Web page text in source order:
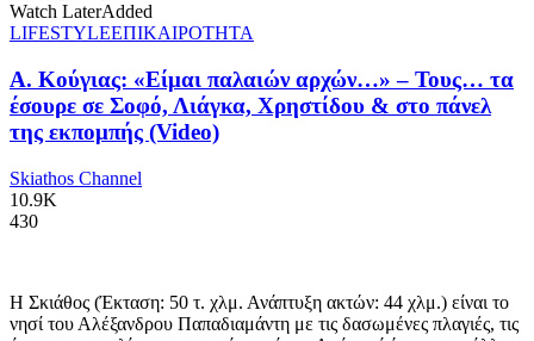
Watch LaterAdded
LIFESTYLEΕΠΙΚΑΙΡΟΤΗΤΑ
Α. Κούγιας: «Είμαι παλαιών αρχών…» – Τους… τα
έσουρε σε Σοφό, Λιάγκα, Χρηστίδου & στο πάνελ
της εκπομπής (Video)
Skiathos Channel
10.9K
430
Η Σκιάθος (Έκταση: 50 τ. χλμ. Ανάπτυξη ακτών: 44 χλμ.) είναι το
νησί του Αλέξανδρου Παπαδιαμάντη με τις δασωμένες πλαγιές, τις